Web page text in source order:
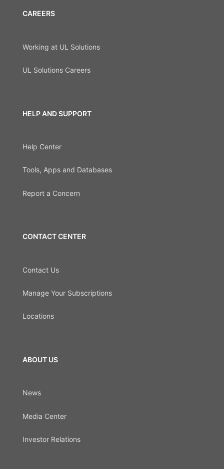
CAREERS
Working at UL Solutions
UL Solutions Careers
HELP AND SUPPORT
Help Center
Tools, Apps and Databases
Report a Concern
CONTACT CENTER
Contact Us
Manage Your Subscriptions
Locations
ABOUT US
News
Media Center
Investor Relations